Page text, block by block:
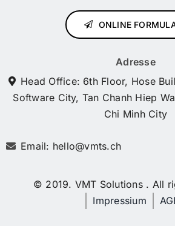
Adresse
Head Office: 6th Floor, Hose
Software City, Tan Chanh Hiep
Chi Minh City
Email: hello@vmts.ch
ONLINE
© 2019. VMT Solutions . All
Impressium